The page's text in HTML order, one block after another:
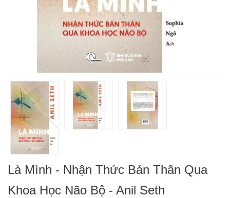
Là Mình - Nhận Thức Bản Thân Qua
Khoa Học Não Bộ - Anil Seth